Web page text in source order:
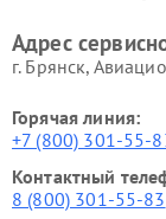
Адрес
г. Брянск,
Горячая линия:
+7 (800) 301-55-
Контактный
8 (800) 301-55-83